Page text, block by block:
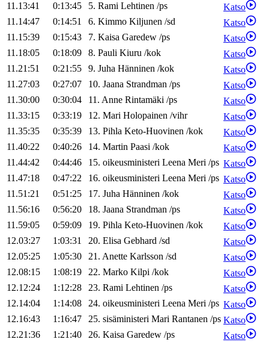
11.13:41
0:13:45 5. Rami Lehtinen /ps
Katso
11.14:47
0:14:51 6. Kimmo Kiljunen /sd
Katso
11.15:39
0:15:43 7. Kaisa Garedew /ps
Katso
11.18:05
0:18:09 8. Pauli Kiuru /kok
Katso
11.21:51
0:21:55 9. Juha Hänninen /kok
Katso
11.27:03
0:27:07 10. Jaana Strandman /ps
Katso
11.30:00
0:30:04 11. Anne Rintamäki /ps
Katso
11.33:15
0:33:19 12. Mari Holopainen /vihr
Katso
11.35:35
0:35:39 13. Pihla Keto-Huovinen /kok
Katso
11.40:22
0:40:26 14. Martin Paasi /kok
Katso
11.44:42
0:44:46 15. oikeusministeri Leena Meri /ps Katso
11.47:18
0:47:22 16. oikeusministeri Leena Meri /ps Katso
11.51:21
0:51:25 17. Juha Hänninen /kok
Katso
11.56:16
0:56:20 18. Jaana Strandman /ps
Katso
11.59:05
0:59:09 19. Pihla Keto-Huovinen /kok
Katso
12.03:27
1:03:31 20. Elisa Gebhard /sd
Katso
12.05:25
1:05:30 21. Anette Karlsson /sd
Katso
12.08:15
1:08:19 22. Marko Kilpi /kok
Katso
12.12:24
1:12:28 23. Rami Lehtinen /ps
Katso
12.14:04
1:14:08 24. oikeusministeri Leena Meri /ps Katso
12.16:43
1:16:47 25. sisäministeri Mari Rantanen /ps Katso
12.21:36
1:21:40 26. Kaisa Garedew /ps
Katso